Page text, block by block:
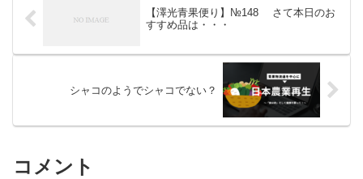
【澤光青果便り】№148 さて本日のお
すすめ品は・・・
シャコのようでシャコでない？
コメント